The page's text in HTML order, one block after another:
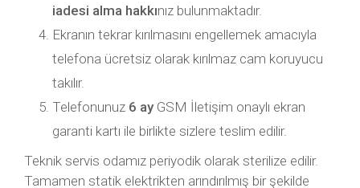
iadesi alma hakkınız bulunmaktadır.
Ekranın tekrar kırılmasını engellemek amacıyla
telefona ücretsiz olarak kırılmaz cam koruyucu
takılır.
Telefonunuz 6 ayGSM İletişim onaylı ekran
garanti kartı ile birlikte sizlere teslim edilir.
Teknik servis odamız periyodik olarak sterilize edilir.
Tamamen statik elektrikten arındırılmış bir şekilde